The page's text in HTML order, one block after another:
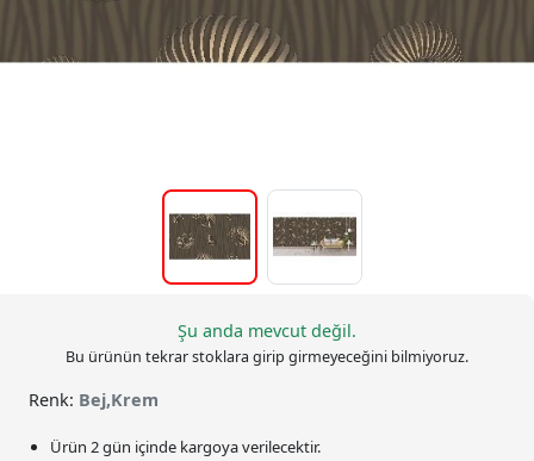
Şu anda mevcut değil.
Bu ürünün tekrar stoklara girip girmeyeceğini bilmiyoruz.
Renk: Bej,Krem
Ürün 2 gün içinde kargoya verilecektir.